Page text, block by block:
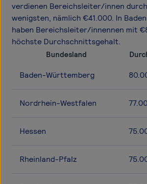
verdienen Bereichsleiter/innen
wenigsten, nämlich €41.000. In
haben Bereichsleiter/innennen mit
höchste Durchschnittsgehalt.
Bundesland
Baden-Württemberg
Nordrhein-Westfalen
Hessen
Rheinland-Pfalz